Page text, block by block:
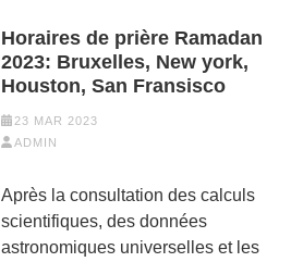
Horaires de prière Ramadan
2023: Bruxelles, New york,
Houston, San Fransisco
23 MAR 2023
ADMIN
Après la consultation des calculs
scientifiques, des données
astronomiques universelles et les